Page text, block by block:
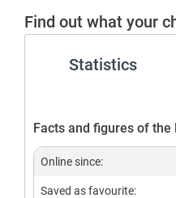
Find out what your
Statistics
Facts and figures of the
Online since:
Saved as favourite: